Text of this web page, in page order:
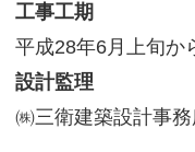
工事工期
平成28年6月上旬か
設計監理
㈱三衛建築設計事